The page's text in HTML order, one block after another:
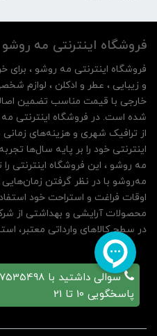
پاسخگویی 10 تا 21
فروشگاه اینترنتی مه‌ رو‌شو
فروشگاه اینترنتی مه‌ رو‌شو ، برای
و زیبایی ، عطر و ادکلن ، لوازم
خارجی با قیمت مناسب تضمین
شده است. در فروشگاه اینترنتی
از ترافیک شهری و هزینه‌های
مه روشو ، این فروشگاه اینترنتی
مه‌رو‌شو با در نظر گرفتن
اوقات فراغت و استراحت خود
محصولات آرایشی و بهداشتی از
در سطح کالاهای وارداتی معتبر،